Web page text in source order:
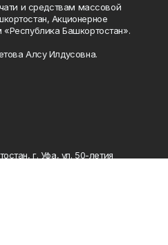
и средствам массовой
Акционерное
Башкортостан».
Алсу Илдусовна.
г. Уфа, ул. 50-летия